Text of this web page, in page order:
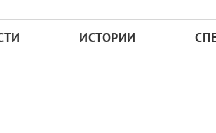
ИСТОРИИ